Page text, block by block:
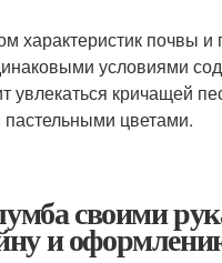
характеристик почвы и
условиями
увлекаться кричащей
цветами.
своими
и